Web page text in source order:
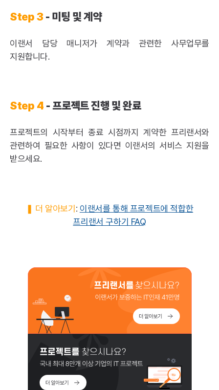
Step 3- 미팅 및 계약
이랜서 담당 매니저가 계약과 관련한 사무업무를
지원합니다.
Step 4 - 프로젝트 진행 및 완료
프로젝트의 시작부터 종료 시점까지 계약한 프리랜서와
관련하여 필요한 사항이 있다면 이랜서의 서비스 지원을
받으세요.
❚ 더 알아보기: 이랜서를 통해 프로젝트에 적합한
프리랜서 구하기 FAQ